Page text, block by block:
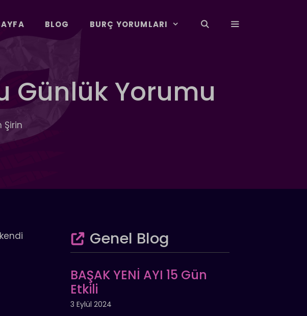
BLOG BURÇ YORUMLARI
Günlük Yorumu
Şirin
Genel Blog
BAŞAK YENİ AYI 15 Gün
Etkili
3 Eylül 2024